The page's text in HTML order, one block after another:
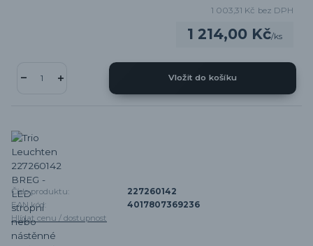
1 214,00 Kč/ks
1 003,31 Kč bez DPH
Vložit do košíku
Číslo produktu:
227260142
EAN kód:
4017807369236
Hlídat cenu / dostupnost